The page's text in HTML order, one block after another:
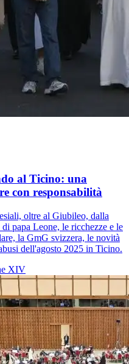
al Ticino: una
con responsabilità
oltre al Giubileo, dalla
papa Leone, le ricchezze e le
la GmG svizzera, le novità
dell'agosto 2025 in Ticino.
XIV